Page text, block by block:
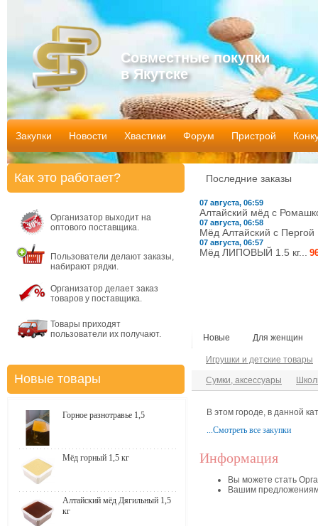
Совместные покупки
в Якутске
Закупки Новости Хвастики Форум Пристрой
Последние заказы
07 августа, 06:59
Алтайский мёд с
07 августа, 06:58
Мёд Алтайский с Пергой
07 августа, 06:57
Мёд ЛИПОВЫЙ 1.5 кг...
Новые Для женщин
Игрушки и детские товары
Сумки, аксессуары
В этом городе, в данной
...Смотреть все закупки
Информация
Вы можете стать
Вашим
Как это работает?
Организатор выходит на
оптового поставщика.
Пользователи делают заказы,
набирают рядки.
Организатор делает заказ
товаров у поставщика.
Товары приходят
пользователи их получают.
Новые товары
Горное разнотравье 1,5
Мёд горный 1,5 кг
Алтайский мёд Дягильный 1,5
кг